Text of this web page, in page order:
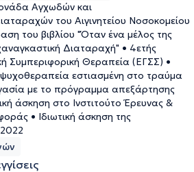
Αγχωδών και
του Αιγινητείου Νοσοκομείου
του βιβλίου "Όταν ένα μέλος της
Διαταραχή" • 4ετής
Συμπεριφορική Θεραπεία (ΕΓΣΣ) •
εστιασμένη στο τραύμα
με το πρόγραμμα απεξάρτησης
άσκηση στο Ινστιτούτο Έρευνας &
• Ιδιωτική άσκηση της